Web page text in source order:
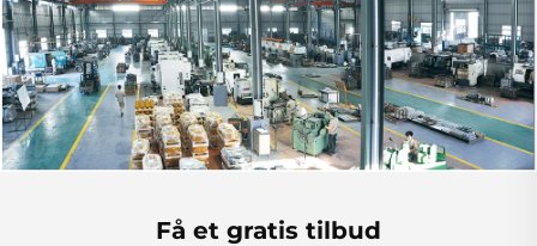
Få et gratis tilbud